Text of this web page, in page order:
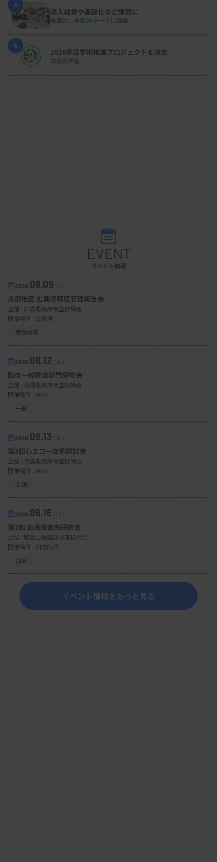
4
導入経費や高齢化など課題に
全医共、検査DXテーマに議論
5
2026年度学術推進プロジェクトを決定
検査医学会
EVENT
イベント情報
2026. 08.09（日）
東部地区 広島県精度管理報告会
主催 : 広島県臨床検査技師会
開催場所 : 広島県
管理運営
2026. 08.12（水）
臨床一般検査部門研修会
主催 : 沖縄県臨床検査技師会
開催場所 : WEB
一般
2026. 08.13（木）
第3回心エコー症例検討会
主催 : 徳島県臨床検査技師会
開催場所 : WEB
生理
2026. 08.16（日）
第2回 血液検査班研修会
主催 : 和歌山県臨床検査技師会
開催場所 : 和歌山県
血液
イベント情報をもっと見る